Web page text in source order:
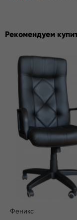
Рекомендуем
Феникс